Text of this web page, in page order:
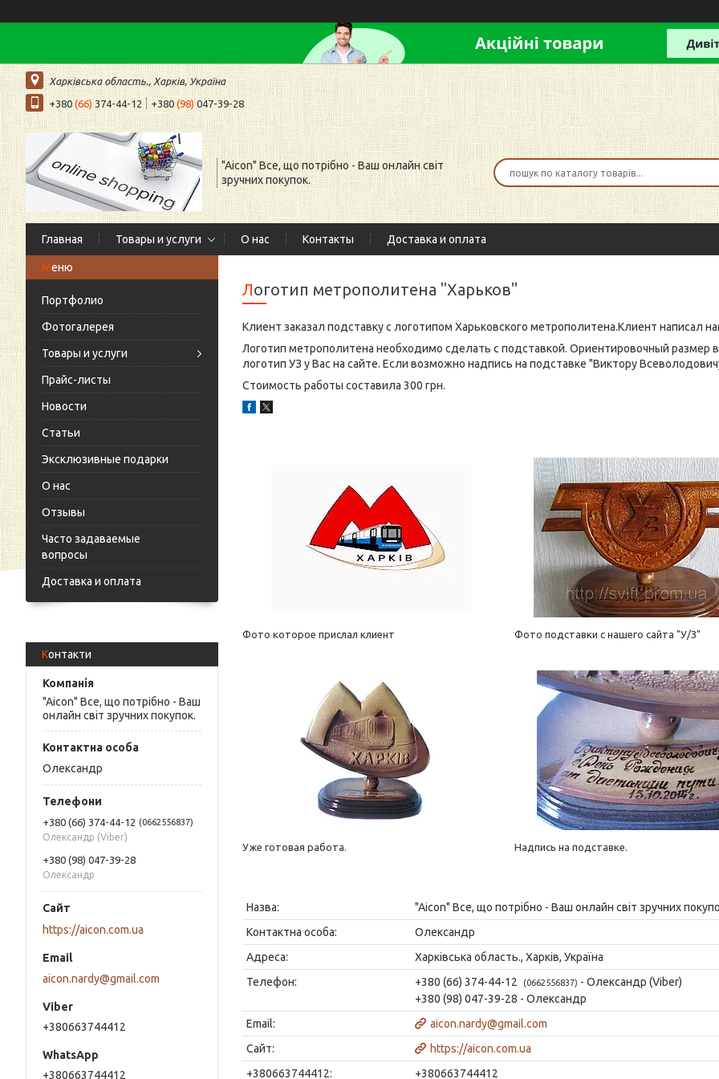
Харківська область., Харків, Україна
+380 (66) 374-44-12 +380(98)047-39-28
"Aicon" Все, що потрібно - Ваш онлайн світ
зручних покупок.
Главная Товары и услуги О нас Контакты Доставка и оплата
Портфолио
Фотогалерея
Товары и услуги
Прайс-листы
Новости
Статьи
Эксклюзивные подарки
О нас
Отзывы
Часто задаваемые
вопросы
Доставка и оплата
Контакти
"Aicon" Все, що потрібно - Ваш
онлайн світ зручних покупок.
Олександр
+380 (66) 374-44-12 0662556837
Олександр (Viber)
+380 (98) 047-39-28
Олександр
https://aicon.com.ua
aicon.nardy@gmail.com
+380663744412
+380663744412
Логотип метрополитена "Харьков"
Клиент заказал подставку с логотипом Харьковского метрополитена.Клиент написал
Логотип метрополитена необходимо сделать с подставкой. Ориентировочный размер
логотип УЗ у Вас на сайте. Если возможно надпись на подставке "Виктору
Стоимость работы составила 300 грн.
Фото которое прислал клиент Фото подставки с нашего сайта "У/З"
Уже готовая работа. Надпись на подставке.
"Aicon" Все, що потрібно - Ваш онлайн світ зручних
Олександр
Харківська область., Харків, Україна
+380 (66) 374-44-12
0662556837
Олександр (Viber)
+380 (98) 047-39-28
Олександр
aicon.nardy@gmail.com
https://aicon.com.ua
+380663744412